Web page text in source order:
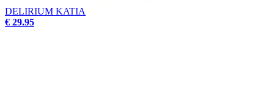
DELIRIUM KATIA
€ 29.95